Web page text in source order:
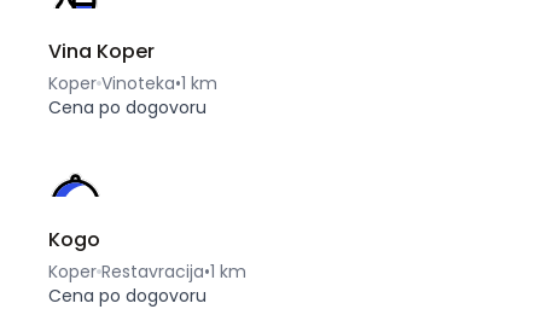
Vina Koper
Koper Vinoteka•1 km
Cena po dogovoru
Kogo
Koper Restavracija•1 km
Cena po dogovoru